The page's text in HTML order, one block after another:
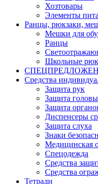
Хозтовары
Элементы
Ранцы, рюкзаки,
Мешки для
Ранцы
Школьные
Средства
Защита рук
Защита головы
Защита
Диспенсеры
Защита слуха
Знаки
Медицинская
Спецодежда
Средства
Средства
Тетради